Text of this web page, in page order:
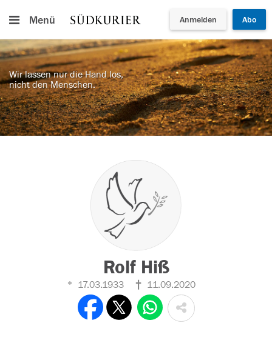
Menü Anmelden Abo
Wir lassen nur die Hand los,
nicht den Menschen.
Rolf Hiß
17.03.1933 11.09.2020